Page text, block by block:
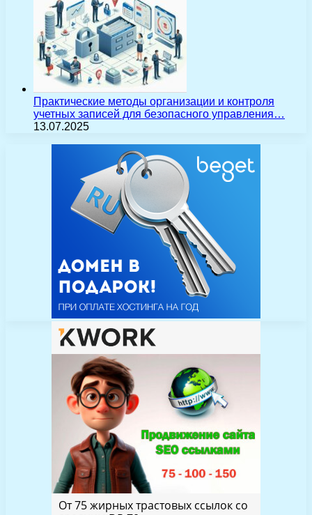
Практические методы организации и контроля
учетных записей для безопасного управления…
13.07.2025